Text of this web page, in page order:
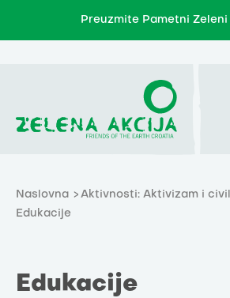
Preuzmite Pametni Zeleni
Naslovna
Aktivnosti: Aktivizam i
Edukacije
Edukacije